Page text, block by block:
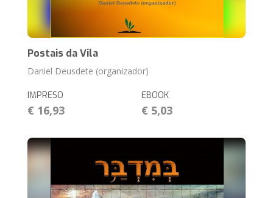
Postais da Vila
Daniel Deusdete (organizador)
IMPRESO
€ 16,93
EBOOK
€ 5,03